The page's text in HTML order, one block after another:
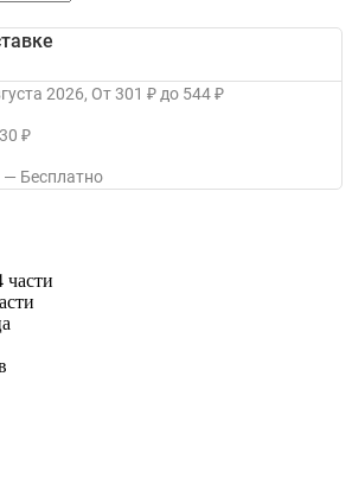
2026 От 301 ₽ до 544₽
₽
Бесплатно